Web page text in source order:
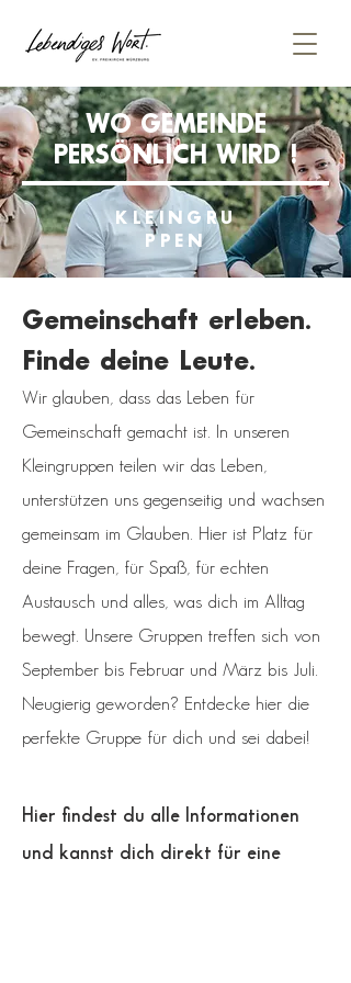
WO GEMEINDE
PERSÖNLICH WIRD !
KLEINGRU
PPEN
Gemeinschaft erleben.
Finde deine Leute.
Wir glauben, dass das Leben für
Gemeinschaft gemacht ist. In unseren
Kleingruppen teilen wir das Leben,
unterstützen uns gegenseitig und wachsen
gemeinsam im Glauben. Hier ist Platz für
deine Fragen, für Spaß, für echten
Austausch und alles, was dich im Alltag
bewegt. Unsere Gruppen treffen sich von
September bis Februar und März bis Juli.
Neugierig geworden? Entdecke hier die
perfekte Gruppe für dich und sei dabei!
Hier findest du alle Informationen
und kannst dich direkt für eine